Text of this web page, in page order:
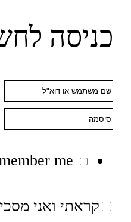
Remember me
קראתי ואני מסכים ל